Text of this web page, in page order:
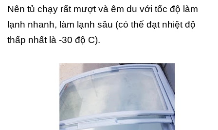
Nên tủ chạy rất mượt và êm du với tốc độ làm
lạnh nhanh, làm lạnh sâu (có thể đạt nhiệt độ
thấp nhất là -30 độ C).